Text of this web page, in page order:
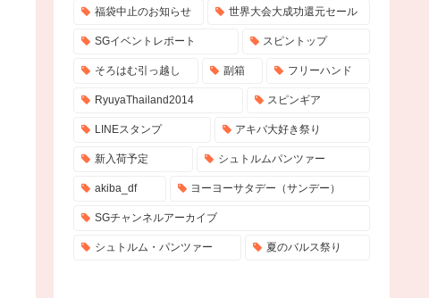
福袋中止のお知らせ 世界大会大成功還元セール
SGイベントレポート スピントップ
そろはむ引っ越し 副箱 フリーハンド
RyuyaThailand2014 スピンギア
LINEスタンプ アキバ大好き祭り
新入荷予定 シュトルムパンツァー
akiba_df ヨーヨーサタデー（サンデー）
SGチャンネルアーカイブ
シュトルム・パンツァー 夏のバルス祭り